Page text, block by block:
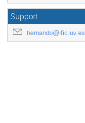
Support
hernando@ific.uv.es